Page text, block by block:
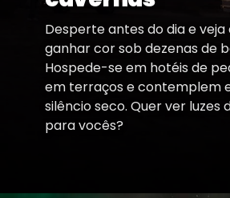
Desperte antes do dia e veja
ganhar cor sob dezenas de
Hospede-se em hotéis de
em terraços e contemplem
silêncio seco. Quer ver luzes
para vocês?